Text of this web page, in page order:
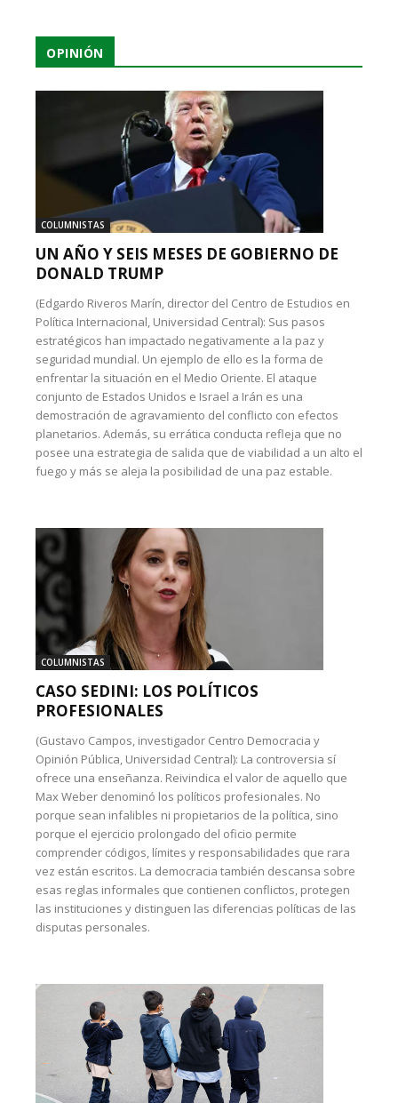
OPINIÓN
COLUMNISTAS
UN AÑO Y SEIS MESES DE GOBIERNO DE
DONALD TRUMP
(Edgardo Riveros Marín, director del Centro de Estudios en
Política Internacional, Universidad Central): Sus pasos
estratégicos han impactado negativamente a la paz y
seguridad mundial. Un ejemplo de ello es la forma de
enfrentar la situación en el Medio Oriente. El ataque
conjunto de Estados Unidos e Israel a Irán es una
demostración de agravamiento del conflicto con efectos
planetarios. Además, su errática conducta refleja que no
posee una estrategia de salida que de viabilidad a un alto el
fuego y más se aleja la posibilidad de una paz estable.
COLUMNISTAS
CASO SEDINI: LOS POLÍTICOS
PROFESIONALES
(Gustavo Campos, investigador Centro Democracia y
Opinión Pública, Universidad Central): La controversia sí
ofrece una enseñanza. Reivindica el valor de aquello que
Max Weber denominó los políticos profesionales. No
porque sean infalibles ni propietarios de la política, sino
porque el ejercicio prolongado del oficio permite
comprender códigos, límites y responsabilidades que rara
vez están escritos. La democracia también descansa sobre
esas reglas informales que contienen conflictos, protegen
las instituciones y distinguen las diferencias políticas de las
disputas personales.